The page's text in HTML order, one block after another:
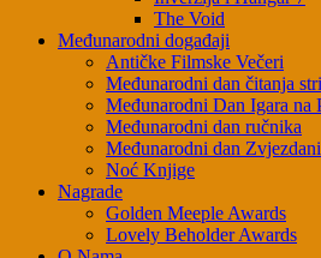
The Void
Međunarodni događaji
Antičke Filmske Večeri
Međunarodni dan čitanja
Međunarodni Dan Igara na
Međunarodni dan ručnika
Međunarodni dan
Noć Knjige
Nagrade
Golden Meeple Awards
Lovely Beholder Awards